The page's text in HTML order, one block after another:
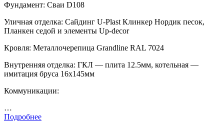
Фундамент: Сваи D108
Уличная отделка: Сайдинг U-Plast Клинкер Нордик песок,
Планкен седой и элементы Up-decor
Кровля: Металлочерепица Grandline RAL 7024
Внутренняя отделка: ГКЛ — плита 12.5мм, котельная —
имитация бруса 16х145мм
Коммуникации:
…
Подробнее